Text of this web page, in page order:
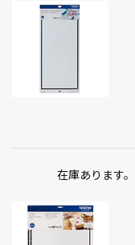
在庫あります。